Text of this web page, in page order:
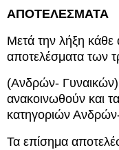
ΑΠΟΤΕΛΕΣΜΑΤΑ
Μετά την λήξη κάθε
αποτελέσματα των
(Ανδρών-
ανακοινωθούν και
κατηγοριών
Τα επίσημα